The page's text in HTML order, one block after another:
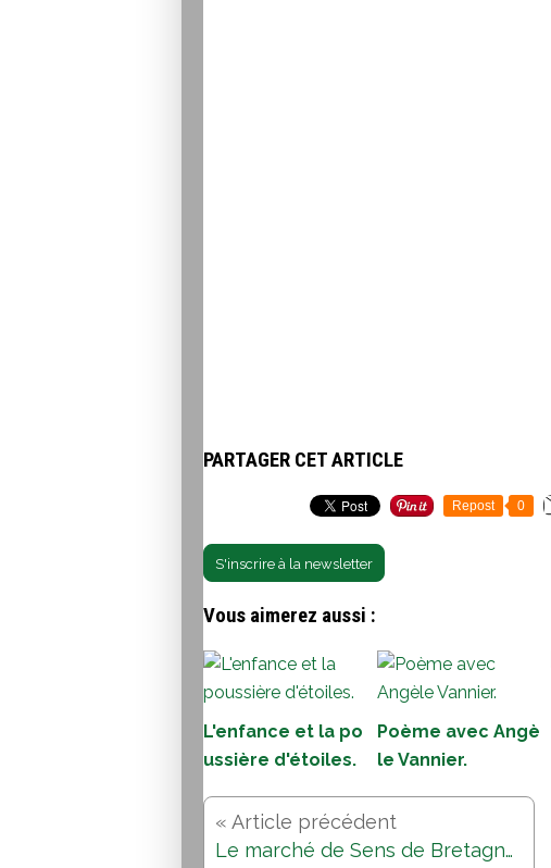
PARTAGER CET ARTICLE
Repost 0
S'inscrire à la newsletter
Vous aimerez aussi :
L'enfance et la po
ussière d'étoiles.
Poème avec Angè
le Vannier.
Le marché de Sens de Bretagne...